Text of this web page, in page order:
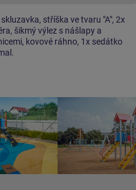
skluzavka, stříška ve tvaru "A", 2x
šikmý výlez s nášlapy a
kovové ráhno, 1x sedátko